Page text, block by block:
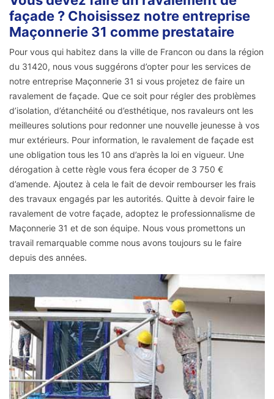
façade ? Choisissez notre entreprise
Maçonnerie 31 comme prestataire
Pour vous qui habitez dans la ville de Francon ou dans la région
du 31420, nous vous suggérons d’opter pour les services de
notre entreprise Maçonnerie 31 si vous projetez de faire un
ravalement de façade. Que ce soit pour régler des problèmes
d’isolation, d’étanchéité ou d’esthétique, nos ravaleurs ont les
meilleures solutions pour redonner une nouvelle jeunesse à vos
mur extérieurs. Pour information, le ravalement de façade est
une obligation tous les 10 ans d’après la loi en vigueur. Une
dérogation à cette règle vous fera écoper de 3 750 €
d’amende. Ajoutez à cela le fait de devoir rembourser les frais
des travaux engagés par les autorités. Quitte à devoir faire le
ravalement de votre façade, adoptez le professionnalisme de
Maçonnerie 31 et de son équipe. Nous vous promettons un
travail remarquable comme nous avons toujours su le faire
depuis des années.